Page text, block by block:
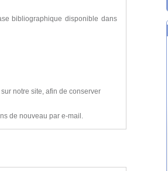
bibliographique disponible dans
notre site, afin de conserver
de nouveau par e-mail.